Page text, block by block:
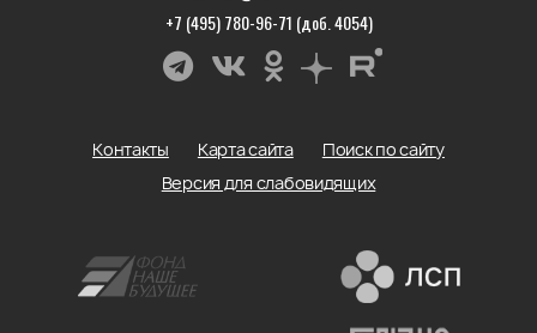
+7 (495) 780-96-71 (доб. 4054)
Контакты Карта сайта
Поиск по сайту
Версия для слабовидящих